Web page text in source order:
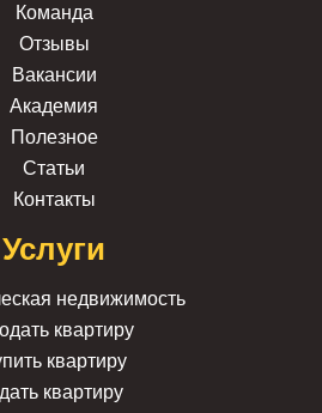
Команда
Отзывы
Вакансии
Академия
Полезное
Статьи
Контакты
Услуги
недвижимость
квартиру
квартиру
квартиру